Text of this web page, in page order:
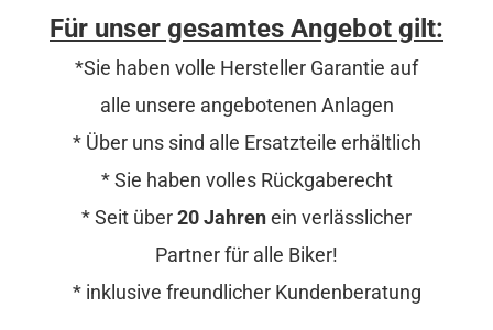
Für unser gesamtes Angebot gilt:
*Sie haben volle Hersteller Garantie auf
alle unsere angebotenen Anlagen
* Über uns sind alle Ersatzteile erhältlich
* Sie haben volles Rückgaberecht
* Seit über20 Jahrenein verlässlicher
Partner für alle Biker!
* inklusive freundlicher Kundenberatung